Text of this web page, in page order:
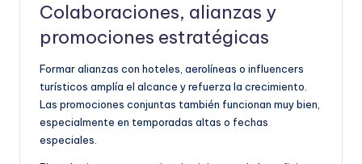
Colaboraciones, alianzas y
promociones estratégicas
Formar alianzas con hoteles, aerolíneas o influencers
turísticos amplía el alcance y refuerza la crecimiento.
Las promociones conjuntas también funcionan muy bien,
especialmente en temporadas altas o fechas
especiales.